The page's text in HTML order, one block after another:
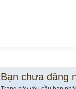
Bạn chưa đăng